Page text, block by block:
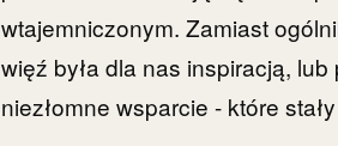
wtajemniczonym. Zamiast
więź była dla nas inspiracją,
niezłomne wsparcie - które